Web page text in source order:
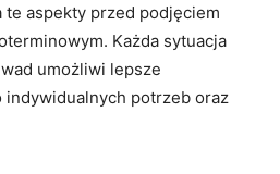
aspekty przed‍ podjęciem
Każda sytuacja
umożliwi⁢ lepsze‍
potrzeb oraz